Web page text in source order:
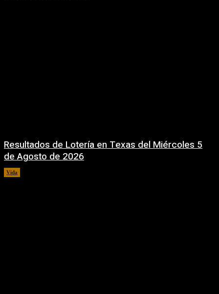
Resultados de Lotería en Texas del Miércoles 5
de Agosto de 2026
Vida